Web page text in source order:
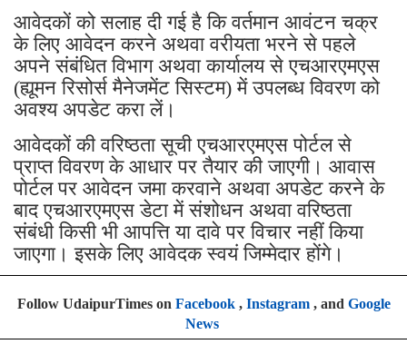
आवेदकों को सलाह दी गई है कि वर्तमान आवंटन चक्र
के लिए आवेदन करने अथवा वरीयता भरने से पहले
अपने संबंधित विभाग अथवा कार्यालय से एचआरएमएस
(ह्यूमन रिसोर्स मैनेजमेंट सिस्टम) में उपलब्ध विवरण को
अवश्य अपडेट करा लें।
आवेदकों की वरिष्ठता सूची एचआरएमएस पोर्टल से
प्राप्त विवरण के आधार पर तैयार की जाएगी। आवास
पोर्टल पर आवेदन जमा करवाने अथवा अपडेट करने के
बाद एचआरएमएस डेटा में संशोधन अथवा वरिष्ठता
संबंधी किसी भी आपत्ति या दावे पर विचार नहीं किया
जाएगा। इसके लिए आवेदक स्वयं जिम्मेदार होंगे।
Follow UdaipurTimes on Facebook, Instagram, and Google
News